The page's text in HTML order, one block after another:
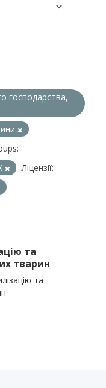
господарства,
Ліцензії:
та
тварин
та